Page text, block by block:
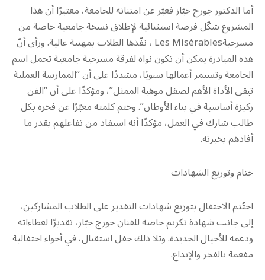
أما الدكتور جورج خبّاز فعبّر عن امتنانه للجامعة، معتبرًا أن هذا
المشروع شكّل فرصة استثنائية لإطلاق نسخة جامعية خاصة من
مسرحيةLes Misérables ، نفّذها الطلاب بمهنية عالية. ورأى أنّ
هذه المبادرة يمكن أن تكون نواة لفرقة مسرحية جامعية تحمل اسم
الجامعة وتستمر أعمالها سنويًا، مشددًا على أن “الممارسة العملية
تبقى الأداة الأهم لصقل موهبة الممثل”، ومؤكدًا على أن “الفن
ركيزة أساسية في بناء الأوطان”. وختم كلمته معبّرًا عن فخره بكل
طالب شارك في العمل، مؤكدًا أنه استفاد من تفاعلهم بقدر ما
أفادهم بخبرته.
ختام وتوزيع الشهادات
اختُتم الاحتفال بتوزيع شهادات التقدير على الطلاب المشاركين،
إلى جانب شهادة تكريم خاصة للفنان جورج خبّاز، تقديرًا لعطاءاته
ودعمه للأجيال الجديدة. وتلا ذلك حفل استقبال، في أجواء احتفالية
مفعمة بالفخر والإبداع.